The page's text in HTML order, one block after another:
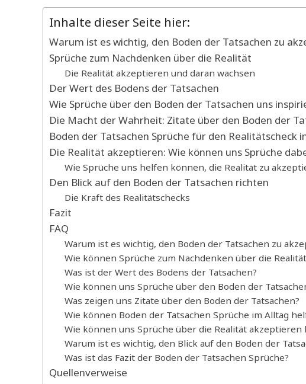
Inhalte dieser Seite hier:
Warum ist es wichtig, den Boden der Tatsachen zu
Sprüche zum Nachdenken über die Realität
Die Realität akzeptieren und daran wachsen
Der Wert des Bodens der Tatsachen
Wie Sprüche über den Boden der Tatsachen uns
Die Macht der Wahrheit: Zitate über den Boden der
Boden der Tatsachen Sprüche für den Realitätscheck
Die Realität akzeptieren: Wie können uns Sprüche
Wie Sprüche uns helfen können, die Realität zu
Den Blick auf den Boden der Tatsachen richten
Die Kraft des Realitätschecks
Fazit
FAQ
Warum ist es wichtig, den Boden der Tatsachen zu
Wie können Sprüche zum Nachdenken über die
Was ist der Wert des Bodens der Tatsachen?
Wie können uns Sprüche über den Boden der
Was zeigen uns Zitate über den Boden der Tatsachen?
Wie können Boden der Tatsachen Sprüche im Alltag
Wie können uns Sprüche über die Realität akzeptieren
Warum ist es wichtig, den Blick auf den Boden der
Was ist das Fazit der Boden der Tatsachen Sprüche?
Quellenverweise